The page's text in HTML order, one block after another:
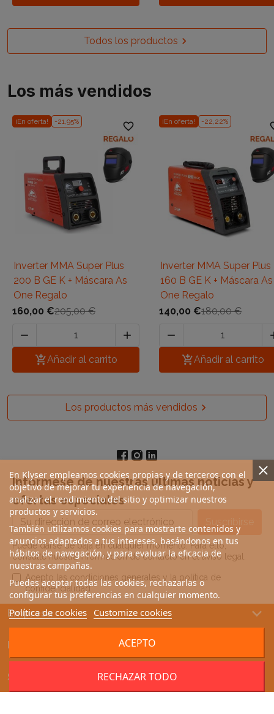
Todos los productos 
Los más vendidos
¡En oferta! -21,95% favorite_border
Inverter MMA Super Plus
200 B GE K + Máscara As
One Regalo
160,00 €205,00 €


Añadir al carrito
¡En oferta! -22,22%
Inverter MMA Super Plus
160 B GE K + Máscara As
One Regalo
140,00 €180,00 €

Añadir al carrito
Los productos más vendidos 
Infórmese de nuestras últimas noticias y
ofertas especiales
Puede darse de baja en cualquier momento. Para ello,
consulte nuestra información de contacto en el aviso legal.
Acepto las condiciones generales y la política de
confidencialidad
Empresa keyboard_arrow_down
Productos
Su cuenta
En Klyser empleamos cookies propias y de terceros con el
objetivo de mejorar tu experiencia de navegación,
analizar el rendimiento del sitio y optimizar nuestros
productos y servicios.
También utilizamos cookies para mostrarte contenidos y
anuncios adaptados a tus intereses, basándonos en tus
hábitos de navegación, y para evaluar la eficacia de
nuestras campañas.
Puedes aceptar todas las cookies, rechazarlas o
configurar tus preferencias en cualquier momento.
Política de cookies Customize cookies
RECHAZAR TODO
ACEPTO